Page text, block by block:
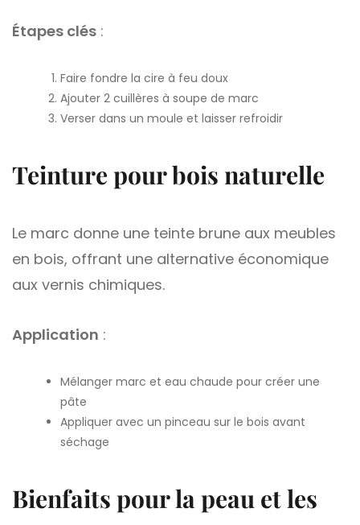
Étapes clés :
Faire fondre la cire à feu doux
Ajouter 2 cuillères à soupe de marc
Verser dans un moule et laisser refroidir
Teinture pour bois naturelle
Le marc donne une teinte brune aux meubles
en bois, offrant une alternative économique
aux vernis chimiques.
Application :
Mélanger marc et eau chaude pour créer une
pâte
Appliquer avec un pinceau sur le bois avant
séchage
Bienfaits pour la peau et les